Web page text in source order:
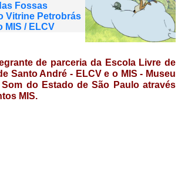
Fossas
Vitrine Petrobrás
MIS / ELCV
de parceria da Escola Livre de
Santo André - ELCV e o MIS - Museu
do Estado de São Paulo através
MIS.